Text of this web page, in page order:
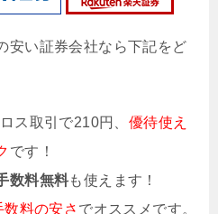
安い証券会社なら下記をど
ス取引で210円、 優待使え
です！
数料無料も使えます！
数料の安さ でオススメです。